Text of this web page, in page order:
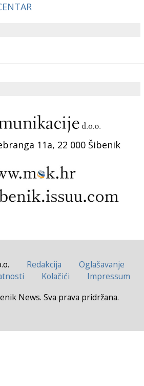
11a, 22 000 Šibenik
Redakcija
Oglašavanje
Kolačići
Impressum
News. Sva prava pridržana.